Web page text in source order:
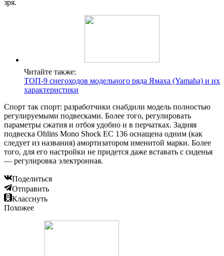
зря.
Читайте также:
ТОП-9 снегоходов модельного ряда Ямаха (Yamaha) и их
характеристики
Спорт так спорт: разработчики снабдили модель полностью
регулируемыми подвесками. Более того, регулировать
параметры сжатия и отбоя удобно и в перчатках. Задняя
подвеска Ohlins Mono Shock EC 136 оснащена одним (как
следует из названия) амортизатором именитой марки. Более
того, для его настройки не придется даже вставать с сиденья
— регулировка электронная.
Поделиться
Отправить
Класснуть
Похожее